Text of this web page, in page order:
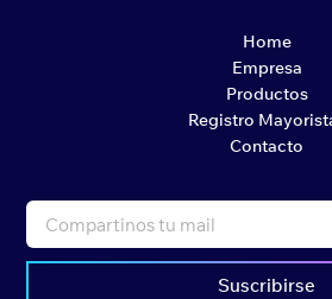
Home
Empresa
Productos
Registro
Contacto
Suscribirse